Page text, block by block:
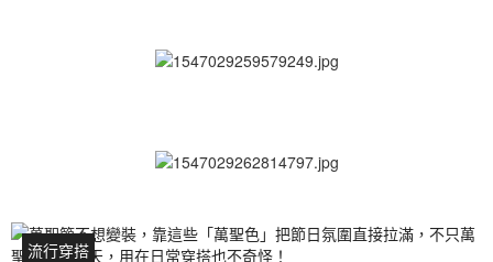
流行穿搭